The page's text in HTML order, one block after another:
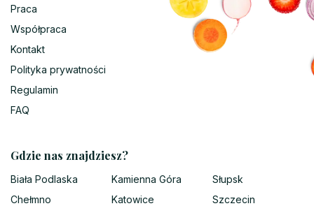
Praca
Współpraca
Kontakt
Polityka prywatności
Regulamin
FAQ
Gdzie nas znajdziesz?
Biała Podlaska
Chełmno
Kamienna Góra
Katowice
Słupsk
Szczecin